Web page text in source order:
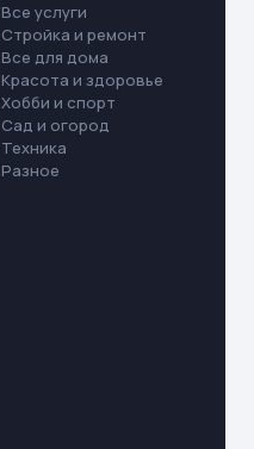
Все услуги
Стройка и ремонт
Все для дома
Красота и здоровье
Хобби и спорт
Сад и огород
Техника
Разное